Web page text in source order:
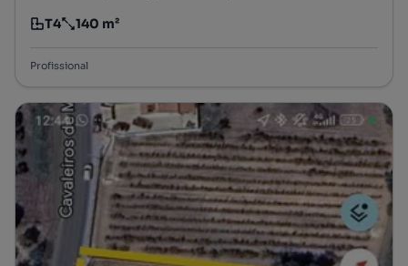
Tipologia
T4
Preço por metro quadrado
140 m²
Profissional